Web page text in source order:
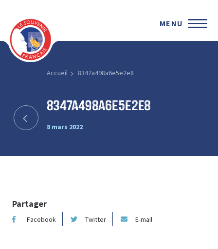
MENU
Accueil 8347a498a6e5e2e8
8347a498a6e5e2e8
8 mars 2022
Partager
Facebook Twitter E-mail